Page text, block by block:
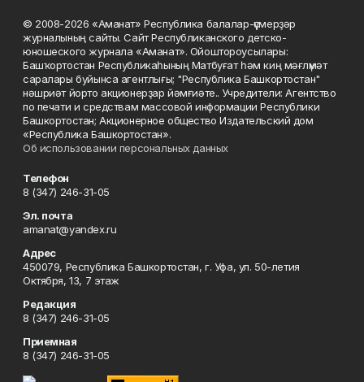
© 2008-2026 «Аманат» Республика балалар-үҫмерҙәр
журналының сайты. Сайт Республиканского детско-
юношеского журнала «Аманат». Ойоштороусылары:
Башҡортостан Республикаһының Матбуғат һәм киң мәғлүмәт
саралары буйынса агентлығы; "Республика Башкортостан"
нәшриәт йорто акционерҙар йәмғиәте.. Учредители: Агентство
по печати и средствам массовой информации Республики
Башкортостан; Акционерное общество Издательский дом
«Республика Башкортостан».
Об использовании персональных данных
Телефон
8 (347) 246-31-05
Эл. почта
amanat@yandex.ru
Адрес
450079, Республика Башкортостан, г. Уфа, ул. 50-летия
Октября, 13, 7 этаж
Редакция
8 (347) 246-31-05
Приемная
8 (347) 246-31-05